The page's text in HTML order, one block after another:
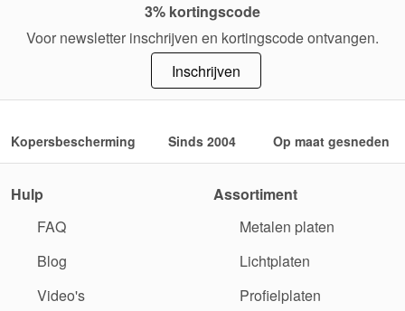
3% kortingscode
Voor newsletter inschrijven en kortingscode ontvangen.
Inschrijven
Kopersbescherming Sinds 2004 Op maat gesneden
Hulp
FAQ
Blog
Video's
Assortiment
Metalen platen
Lichtplaten
Profielplaten